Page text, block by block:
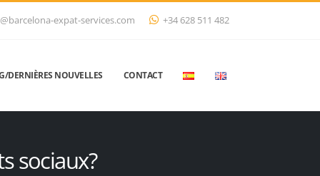
expat-services.com +34 628 511 482
DERNIÈRES NOUVELLES CONTACT
sociaux?